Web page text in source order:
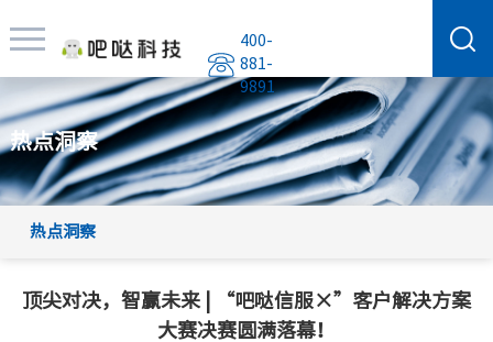
400-
881-
9891
热点洞察
热点洞察
顶尖对决，智赢未来 | “吧哒信服×”客户解决方案
大赛决赛圆满落幕！